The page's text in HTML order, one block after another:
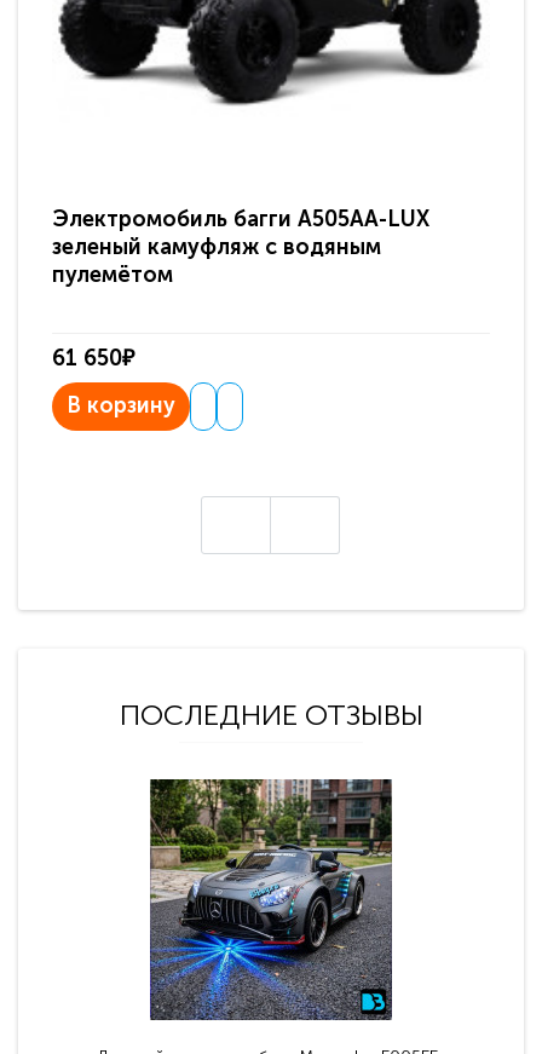
Электромобиль багги A505AA-LUX
зеленый камуфляж с водяным
пулемётом
61 650₽
В корзину
ПОСЛЕДНИЕ ОТЗЫВЫ